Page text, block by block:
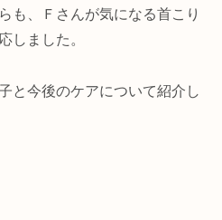
も、Ｆさんが気になる首こり
しました。
と今後のケアについて紹介し